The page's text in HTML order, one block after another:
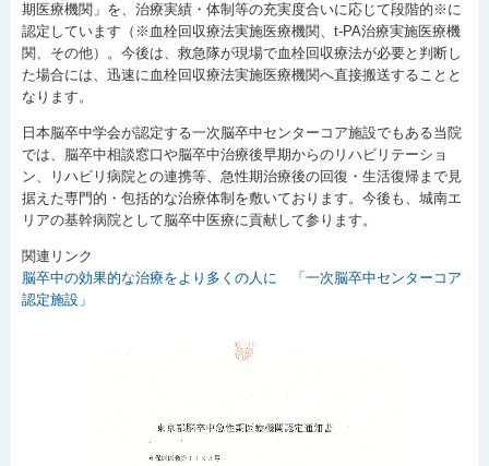
期医療機関」を、治療実績・体制等の充実度合いに応じて段階的※に
認定しています（※血栓回収療法実施医療機関、t-PA治療実施医療機
関、その他）。今後は、救急隊が現場で血栓回収療法が必要と判断し
た場合には、迅速に血栓回収療法実施医療機関へ直接搬送することと
なります。
日本脳卒中学会が認定する一次脳卒中センターコア施設でもある当院
では、脳卒中相談窓口や脳卒中治療後早期からのリハビリテーショ
ン、リハビリ病院との連携等、急性期治療後の回復・生活復帰まで見
据えた専門的・包括的な治療体制を敷いております。今後も、城南エ
リアの基幹病院として脳卒中医療に貢献して参ります。
関連リンク
脳卒中の効果的な治療をより多くの人に 「一次脳卒中センターコア
認定施設」